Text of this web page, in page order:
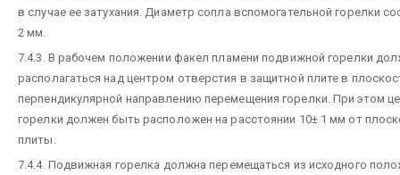
в случае ее затухания. Диаметр сопла вспомогательной горелки
2 мм.
7.4.3. В рабочем положении факел пламени подвижной горелки
располагаться над центром отверстия в защитной плите в
перпендикулярной направлению перемещения горелки. При этом
горелки должен быть расположен на расстоянии 10± 1 мм от
плиты.
7.4.4. Подвижная горелка должна перемещаться из исходного